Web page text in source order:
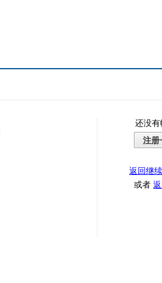
还没有
注册
返回继
或者